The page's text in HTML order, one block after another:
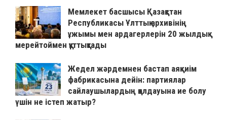
Мемлекет басшысы Қазақстан
Республикасы Ұлттық архивінің
ұжымы мен ардагерлерін 20 жылдық
мерейтоймен құттықтады
Жедел жәрдемнен бастап аяқкиім
фабрикасына дейін: партиялар
сайлаушылардың қолдауына ие болу
үшін не істеп жатыр?